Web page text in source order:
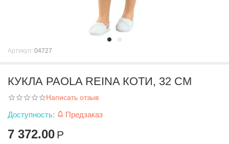
Артикул: 04727
КУКЛА PAOLA REINA КОТИ, 32 СМ
Написать отзыв
Доступность: Предзаказ
7 372.00 Р